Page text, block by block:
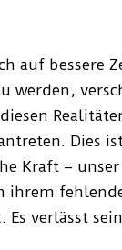
auf bessere
werden,
Dies
Kraft –
verlässt